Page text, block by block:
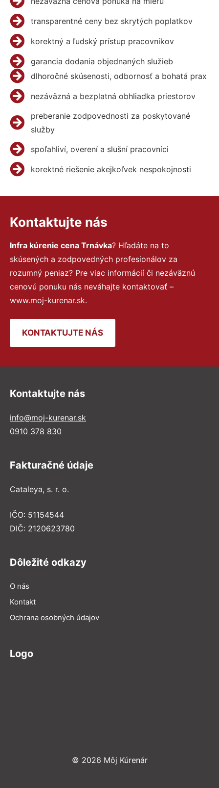
transparentné ceny bez skrytých poplatkov
korektný a ľudský prístup pracovníkov
garancia dodania objednaných služieb
dlhoročné skúsenosti, odbornosť a bohatá prax
nezáväzná a bezplatná obhliadka priestorov
preberanie zodpovednosti za poskytované
služby
spoľahliví, overení a slušní pracovníci
korektné riešenie akejkoľvek nespokojnosti
Kontaktujte nás
Infra kúrenie cena Trnávka? Hľadáte na to
skúsených a zodpovedných profesionálov za
rozumný peniaz? Pre viac informácií či nezáväznú
cenovú ponuku nás neváhajte kontaktovať –
www.moj-kurenar.sk.
KONTAKTUJTE NÁS
Kontaktujte nás
info@moj-kurenar.sk
0910 378 830
Fakturačné údaje
Cataleya, s. r. o.
IČO: 51154544
DIČ: 2120623780
Dôležité odkazy
O nás
Kontakt
Ochrana osobných údajov
Logo
© 2026 Môj Kúrenár